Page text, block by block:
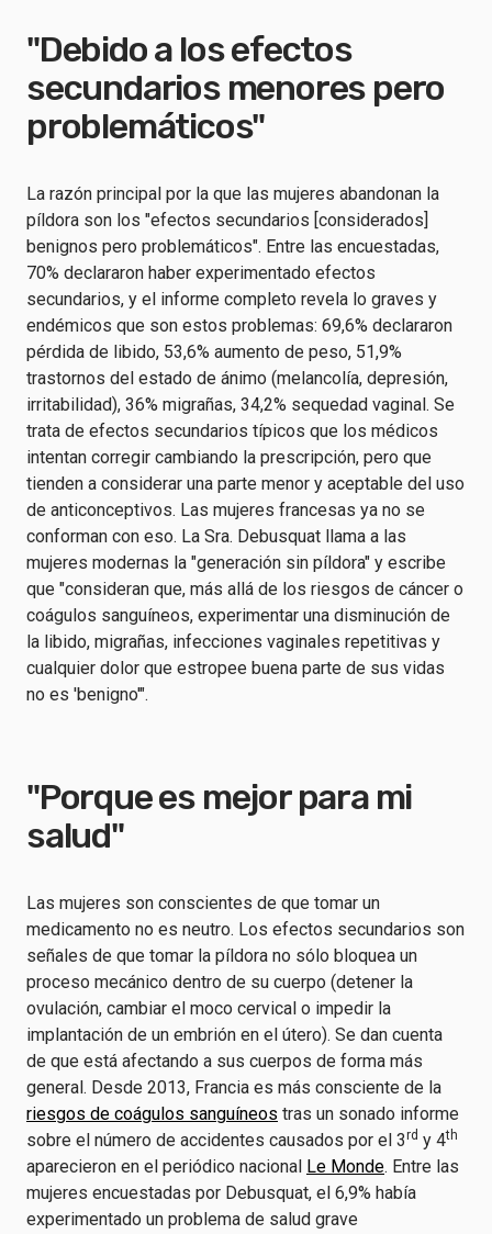
"Debido a los efectos
secundarios menores pero
problemáticos"
La razón principal por la que las mujeres abandonan la
píldora son los "efectos secundarios [considerados]
benignos pero problemáticos". Entre las encuestadas,
70% declararon haber experimentado efectos
secundarios, y el informe completo revela lo graves y
endémicos que son estos problemas: 69,6% declararon
pérdida de libido, 53,6% aumento de peso, 51,9%
trastornos del estado de ánimo (melancolía, depresión,
irritabilidad), 36% migrañas, 34,2% sequedad vaginal. Se
trata de efectos secundarios típicos que los médicos
intentan corregir cambiando la prescripción, pero que
tienden a considerar una parte menor y aceptable del uso
de anticonceptivos. Las mujeres francesas ya no se
conforman con eso. La Sra. Debusquat llama a las
mujeres modernas la "generación sin píldora" y escribe
que "consideran que, más allá de los riesgos de cáncer o
coágulos sanguíneos, experimentar una disminución de
la libido, migrañas, infecciones vaginales repetitivas y
cualquier dolor que estropee buena parte de sus vidas
no es 'benigno'".
"Porque es mejor para mi
salud"
Las mujeres son conscientes de que tomar un
medicamento no es neutro. Los efectos secundarios son
señales de que tomar la píldora no sólo bloquea un
proceso mecánico dentro de su cuerpo (detener la
ovulación, cambiar el moco cervical o impedir la
implantación de un embrión en el útero). Se dan cuenta
de que está afectando a sus cuerpos de forma más
general. Desde 2013, Francia es más consciente de la
riesgos de coágulos sanguíneos tras un sonado informe
sobre el número de accidentes causados por el 3rd y 4th
aparecieron en el periódico nacional Le Monde. Entre las
mujeres encuestadas por Debusquat, el 6,9% había
experimentado un problema de salud grave